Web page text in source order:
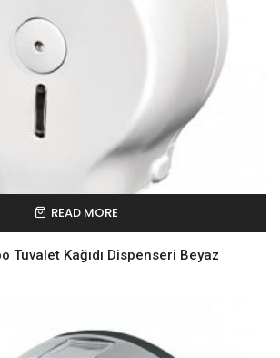
READ MORE
Tuvalet Kağıdı Dispenseri Beyaz